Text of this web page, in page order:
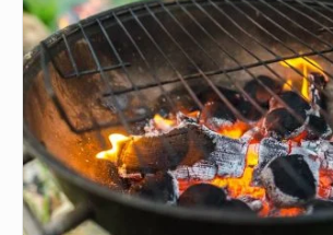
allumer
un
barbecue